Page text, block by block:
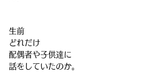
生前
どれだけ
配偶者や子供達に
話をしていたのか。